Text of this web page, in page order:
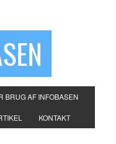
BRUG AF INFOBASEN
KONTAKT